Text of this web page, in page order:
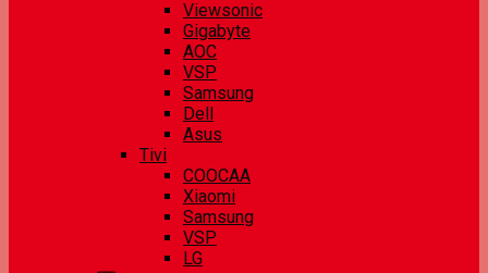
Viewsonic
Gigabyte
AOC
VSP
Samsung
Dell
Asus
Tivi
COOCAA
Xiaomi
Samsung
VSP
LG